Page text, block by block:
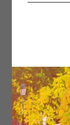
Le retour
randonnée en
du Haut-Barr.
toujours sa
début XXe
efforts à